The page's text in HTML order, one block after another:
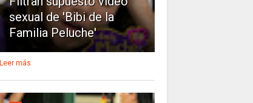
sexual de 'Bibi de la
Familia Peluche'
Leer más